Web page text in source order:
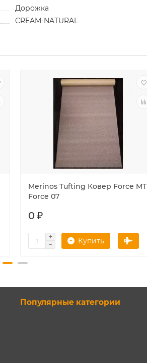
Дорожка
CREAM-NATURAL
Merinos Tufting Ковер Force MT
Force 07
0 ₽
Купить
Популярные категории